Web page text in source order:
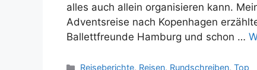
alles auch allein organisieren kann.
Adventsreise nach Kopenhagen
Ballettfreunde Hamburg und schon …
Kategorien
Reiseberichte, Reisen, Rundschreiben,Top